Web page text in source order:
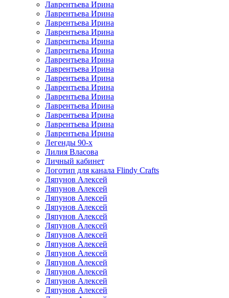
Лаврентьева Ирина
Лаврентьева Ирина
Лаврентьева Ирина
Лаврентьева Ирина
Лаврентьева Ирина
Лаврентьева Ирина
Лаврентьева Ирина
Лаврентьева Ирина
Лаврентьева Ирина
Лаврентьева Ирина
Лаврентьева Ирина
Лаврентьева Ирина
Лаврентьева Ирина
Лаврентьева Ирина
Лаврентьева Ирина
Легенды 90-х
Лилия Власова
Личный кабинет
Логотип для канала Flindy Crafts
Ляпунов Алексей
Ляпунов Алексей
Ляпунов Алексей
Ляпунов Алексей
Ляпунов Алексей
Ляпунов Алексей
Ляпунов Алексей
Ляпунов Алексей
Ляпунов Алексей
Ляпунов Алексей
Ляпунов Алексей
Ляпунов Алексей
Ляпунов Алексей